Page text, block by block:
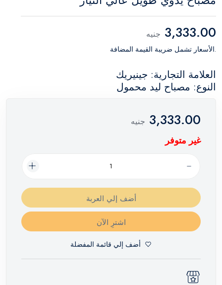
3,333.00 جنيه
.الأسعار تشمل ضريبة القيمة المضافة
العلامة التجارية: جينيريك
النوع: مصباح ليد محمول
3,333.00 جنيه
غير متوفر
أضف إلي العربة
اشترِ الآن
أضف إلي قائمة المفضلة